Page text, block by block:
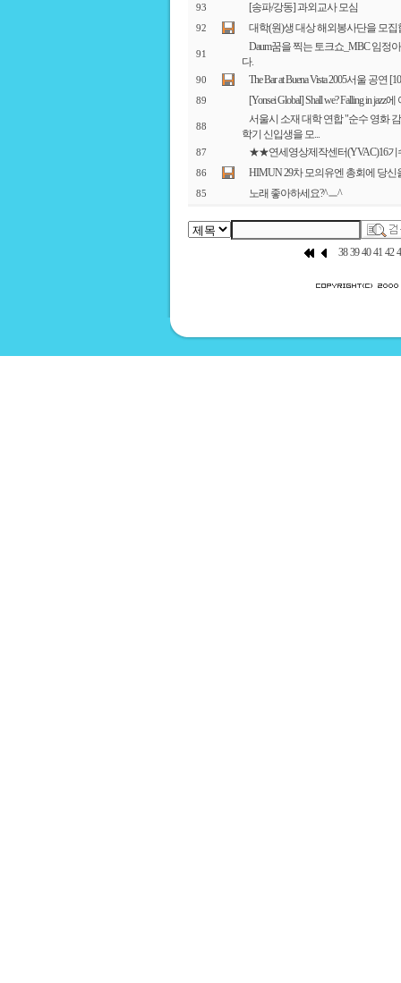
93 [송파/강동] 과외교사 모심
92 대학(원)생 대상 해외봉사단을 모집
91
Daum꿈을 찍는 토크쇼_MBC 임정
다.
90 The Bar at Buena Vista 2005서울 공연
89 [Yonsei Global] Shall we? Falling in
88
서울시 소재 대학 연합 "순수 영화
학기 신입생을 모...
87 ★★연세영상제작센터(YVAC)16
86 HIMUN 29차 모의유엔 총회에 당신
85 노래 좋아하세요?^ㅡ^
38 39 40 41 42